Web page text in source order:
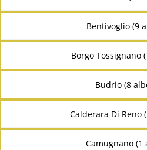
Bentivoglio (9
Borgo Tossignano
Budrio (8
Calderara Di Reno
Camugnano (1